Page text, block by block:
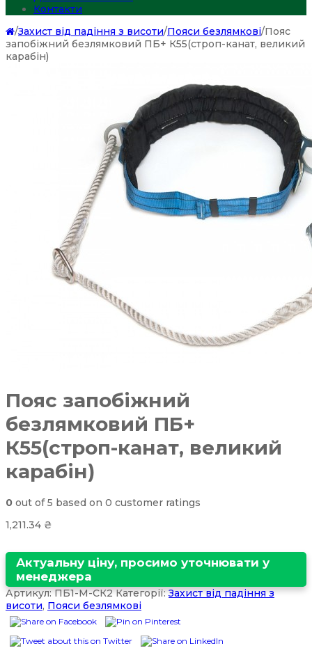
Контакти
/Захист від падіння з висоти/Пояси безлямкові/Пояс
запобіжний безлямковий ПБ+ К55(строп-канат, великий
карабін)
Пояс запобіжний
безлямковий ПБ+
К55(строп-канат, великий
карабін)
0 out of5 based on 0 customer ratings
1,211.34 ₴
Актуальну ціну, просимо уточнювати у
менеджера
Артикул:ПБ1-М-СК2 Категорії:Захист від падіння з
висоти, Пояси безлямкові